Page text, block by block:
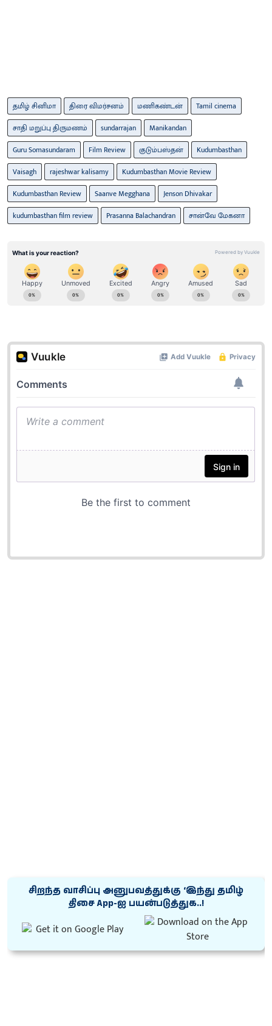
தமிழ் சினிமா திரை விமர்சனம் மணிகண்டன்
Tamil cinema
சாதி மறுப்பு திருமணம்
sundarrajan
Manikandan
Guru Somasundaram
Film Review குடும்பஸ்தன்
Kudumbasthan
Vaisagh
rajeshwar kalisamy
Kudumbasthan Movie Review
Kudumbasthan Review
Saanve Megghana
Jenson Dhivakar
kudumbasthan film review
Prasanna Balachandran சான்வே மேகனா
சிறந்த வாசிப்பு அனுபவத்துக்கு ‘இந்து தமிழ்
திசை App-ஐ பயன்படுத்துக..!